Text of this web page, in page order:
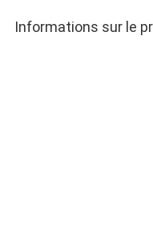
POLITIQUE
Informations sur le